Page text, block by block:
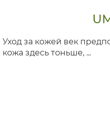
Уход за кожей век
кожа здесь тоньше, ...